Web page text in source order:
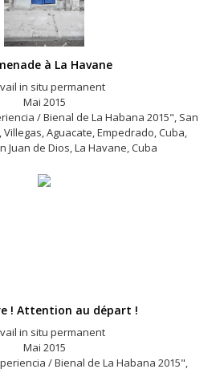
à La Havane
in situ permanent
Mai 2015
/ Bienal de La Habana 2015", San
Aguacate, Empedrado, Cuba,
Juan de Dios, La Havane, Cuba
! Attention au départ !
in situ permanent
Mai 2015
/ Bienal de La Habana 2015",